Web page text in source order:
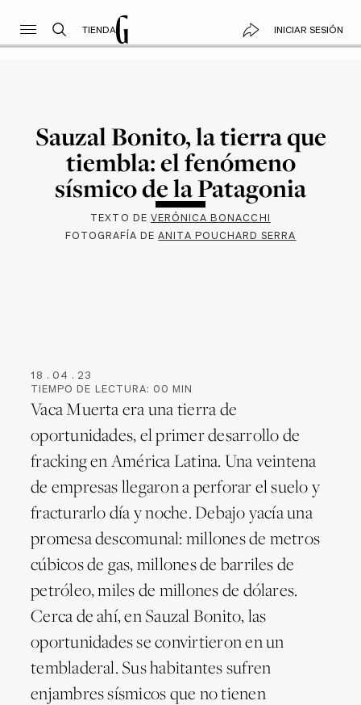
TIENDA INICIAR SESIÓN
Sauzal Bonito, la tierra que
tiembla: el fenómeno
sísmico de la Patagonia
TEXTO DE VERÓNICA BONACCHI
FOTOGRAFÍA DEANITA POUCHARD SERRA
18 . 04 . 23
TIEMPO DE LECTURA: 00 MIN
Vaca Muerta era una tierra de
oportunidades, el primer desarrollo de
fracking en América Latina. Una veintena
de empresas llegaron a perforar el suelo y
fracturarlo día y noche. Debajo yacía una
promesa descomunal: millones de metros
cúbicos de gas, millones de barriles de
petróleo, miles de millones de dólares.
Cerca de ahí, en Sauzal Bonito, las
oportunidades se convirtieron en un
tembladeral. Sus habitantes sufren
enjambres sísmicos que no tienen